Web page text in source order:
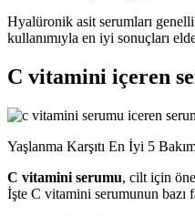
Hyalüronik asit serumları
kullanımıyla en iyi sonuçları
C vitamini içeren
Yaşlanma Karşıtı En İyi 5
C vitamini serumu, cilt için
İşte C vitamini serumunun bazı